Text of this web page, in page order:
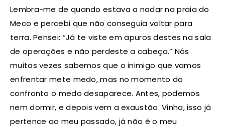
Lembra-me de quando estava a nadar na praia do
Meco e percebi que não conseguia voltar para
terra. Pensei: “Já te viste em apuros destes na sala
de operações e não perdeste a cabeça.” Nós
muitas vezes sabemos que o inimigo que vamos
enfrentar mete medo, mas no momento do
confronto o medo desaparece. Antes, podemos
nem dormir, e depois vem a exaustão. Vinha, isso já
pertence ao meu passado, já não é o meu